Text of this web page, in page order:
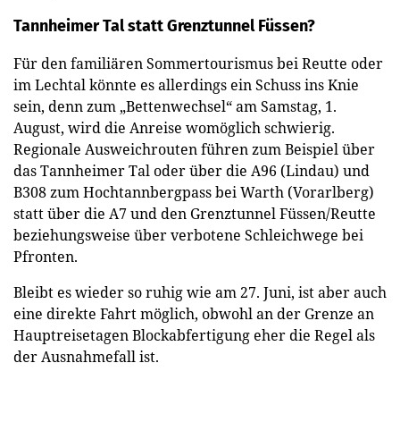
Tannheimer Tal statt Grenztunnel Füssen?
Für den familiären Sommertourismus bei Reutte oder
im Lechtal könnte es allerdings ein Schuss ins Knie
sein, denn zum „Bettenwechsel“ am Samstag, 1.
August, wird die Anreise womöglich schwierig.
Regionale Ausweichrouten führen zum Beispiel über
das Tannheimer Tal oder über die A96 (Lindau) und
B308 zum Hochtannbergpass bei Warth (Vorarlberg)
statt über die A7 und den Grenztunnel Füssen/Reutte
beziehungsweise über verbotene Schleichwege bei
Pfronten.
Bleibt es wieder so ruhig wie am 27. Juni, ist aber auch
eine direkte Fahrt möglich, obwohl an der Grenze an
Hauptreisetagen Blockabfertigung eher die Regel als
der Ausnahmefall ist.